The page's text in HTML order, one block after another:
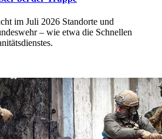
im Juli 2026 Standorte und
– wie etwa die Schnellen